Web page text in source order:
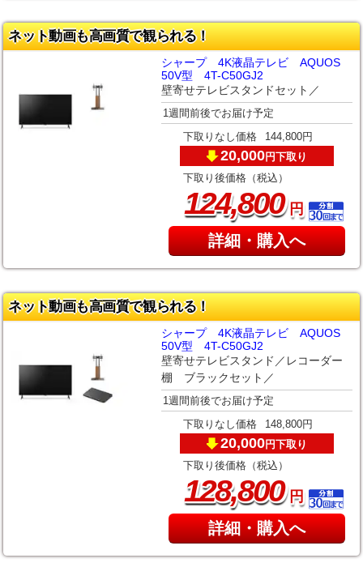
ネット動画も高画質で観られる！
シャープ 4K液晶テレビ AQUOS
50V型 4T-C50GJ2
壁寄せテレビスタンドセット／
1週間前後でお届け予定
下取りなし価格 144,800円
20,000円下取り
下取り後価格（税込）
124,800円
詳細・購入へ
ネット動画も高画質で観られる！
シャープ 4K液晶テレビ AQUOS
50V型 4T-C50GJ2
壁寄せテレビスタンド／レコーダー
棚 ブラックセット／
1週間前後でお届け予定
下取りなし価格 148,800円
20,000円下取り
下取り後価格（税込）
128,800円
詳細・購入へ